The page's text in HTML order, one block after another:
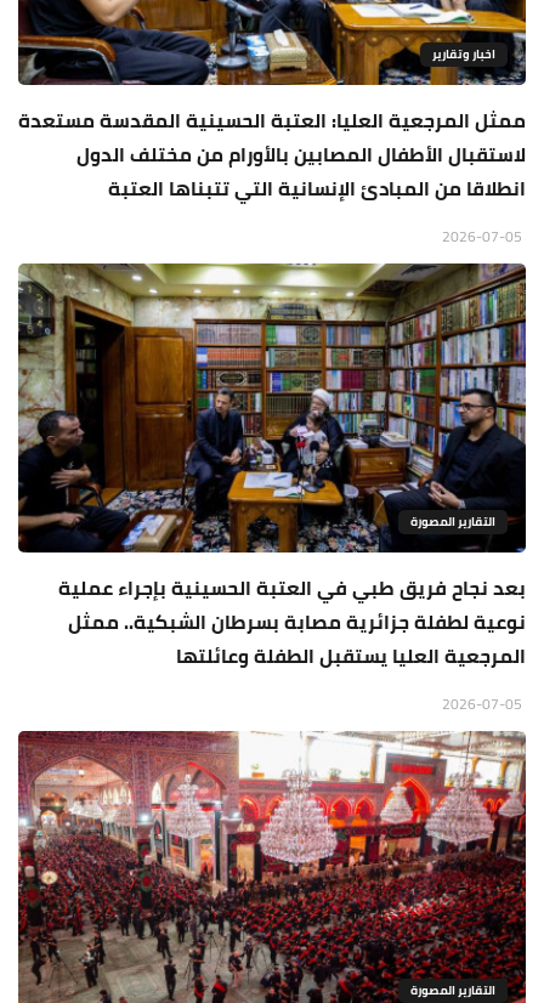
اخبار وتقارير
ممثل المرجعية العليا: العتبة الحسينية المقدسة مستعدة
لاستقبال الأطفال المصابين بالأورام من مختلف الدول
انطلاقا من المبادئ الإنسانية التي تتبناها العتبة
التقارير المصورة
بعد نجاح فريق طبي في العتبة الحسينية بإجراء عملية
نوعية لطفلة جزائرية مصابة بسرطان الشبكية.. ممثل
المرجعية العليا يستقبل الطفلة وعائلتها
التقارير المصورة